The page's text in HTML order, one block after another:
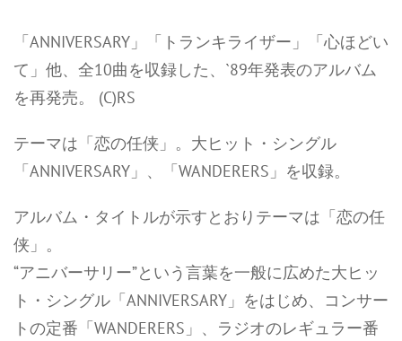
「ANNIVERSARY」「トランキライザー」「心ほどい
て」他、全10曲を収録した、`89年発表のアルバム
を再発売。 (C)RS
テーマは「恋の任侠」。大ヒット・シングル
「ANNIVERSARY」、「WANDERERS」を収録。
アルバム・タイトルが示すとおりテーマは「恋の任
侠」。
“アニバーサリー”という言葉を一般に広めた大ヒッ
ト・シングル「ANNIVERSARY」をはじめ、コンサー
トの定番「WANDERERS」、ラジオのレギュラー番